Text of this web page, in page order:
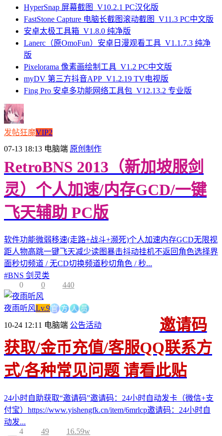
HyperSnap 屏幕截图_V10.2.1 PC汉化版
FastStone Capture 电脑长截图滚动截图_V11.3 PC中文版
安卓太极工具箱_V1.8.0 纯净版
Lanerc（原OmoFun）安卓日漫观看工具_V1.1.7.3 纯净
版
Pixelorama 像素画绘制工具_V1.2 PC中文版
myDV 第三方抖音APP_V1.2.19 TV电视版
Fing Pro 安卓多功能网络工具包_V12.13.2 专业版
发帖狂魔VIP2
07-13 18:13 电脑端 原创制作
RetroBNS 2013（新加坡服剑
灵）个人加速/内存GCD/一键
飞天辅助 PC版
软件功能微弱移速(走路+战斗+濒死)个人加速内存GCD无限视
距人物高跳一键飞天减少读图暴击抖动挂机不返回角色选择界
面秒切频道 / 无CD切换频道秒切角色 / 秒...
#BNS 剑灵类
0
0 440
夜雨听风Lv.9官方人员
10-24 12:11 电脑端 公告活动
邀请码
获取/金币充值/客服QQ联系方
式/各种常见问题 请看此贴
24小时自助获取“邀请码”邀请码：24小时自动发卡（微信+支
付宝）https://www.yishengfk.cn/item/6mrlcp邀请码：24小时自
动发...
4
49 16.59w